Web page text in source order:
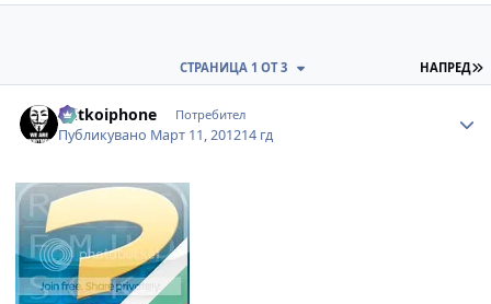
НАПРЕД
СТРАНИЦА 1 ОТ 3
mitkoiphone Потребител
Публикувано Март 11, 201214 гд